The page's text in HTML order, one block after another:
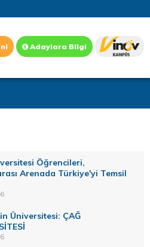
Adaylara Bilgi
Öğrencileri,
Arenada Türkiye'yi Temsil
Üniversitesi: ÇAĞ